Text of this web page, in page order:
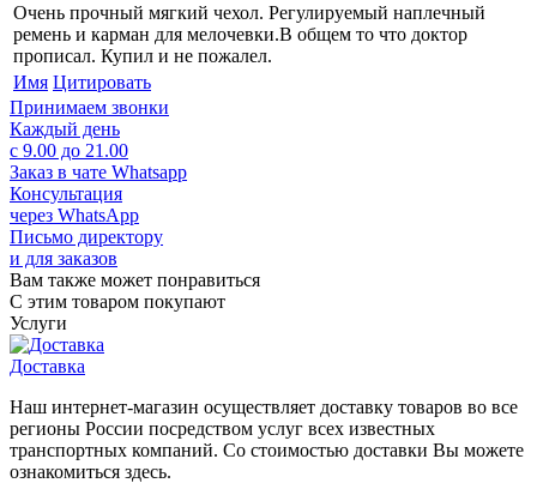
Очень прочный мягкий чехол. Регулируемый наплечный
ремень и карман для мелочевки.В общем то что доктор
прописал. Купил и не пожалел.
Имя Цитировать
Принимаем звонки
Каждый день
с 9.00 до 21.00
Заказ в чате Whatsapp
Консультация
через WhatsApp
Письмо директору
и для заказов
Вам также может понравиться
С этим товаром покупают
Услуги
Доставка
Наш интернет-магазин осуществляет доставку товаров во все
регионы России посредством услуг всех известных
транспортных компаний. Со стоимостью доставки Вы можете
ознакомиться здесь.